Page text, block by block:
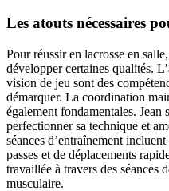
Les atouts nécessaires
Pour réussir en lacrosse en
développer certaines qualités.
vision de jeu sont des
démarquer. La coordination
également fondamentales. Jean
perfectionner sa technique et
séances d’entraînement
passes et de déplacements
travaillée à travers des séances
musculaire.